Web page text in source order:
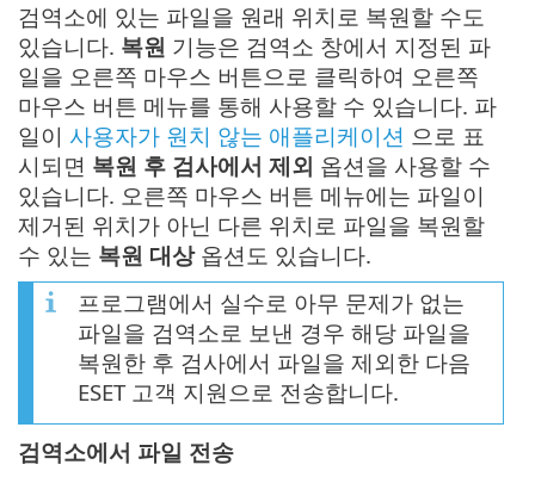
검역소에 있는 파일을 원래 위치로 복원할 수도
있습니다. 복원 기능은 검역소 창에서 지정된 파
일을 오른쪽 마우스 버튼으로 클릭하여 오른쪽
마우스 버튼 메뉴를 통해 사용할 수 있습니다. 파
일이 사용자가 원치 않는 애플리케이션 으로 표
시되면 복원 후 검사에서 제외 옵션을 사용할 수
있습니다. 오른쪽 마우스 버튼 메뉴에는 파일이
제거된 위치가 아닌 다른 위치로 파일을 복원할
수 있는 복원 대상옵션도 있습니다.
프로그램에서 실수로 아무 문제가 없는
파일을 검역소로 보낸 경우 해당 파일을
복원한 후 검사에서 파일을 제외한 다음
ESET 고객 지원으로 전송합니다.
검역소에서 파일 전송